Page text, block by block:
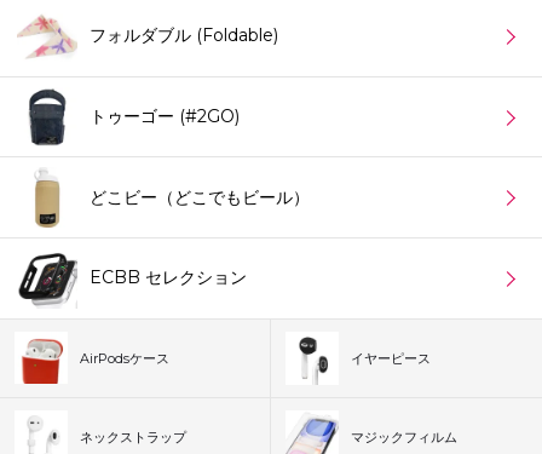
フォルダブル (Foldable)
トゥーゴー (#2GO)
どこビー（どこでもビール）
ECBB セレクション
AirPodsケース イヤーピース
ネックストラップ マジックフィルム